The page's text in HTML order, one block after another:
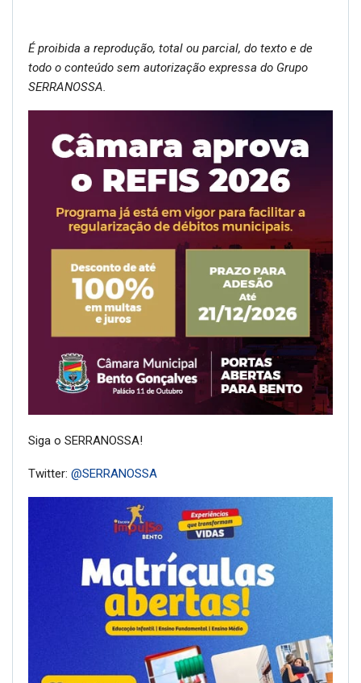
É proibida a reprodução, total ou parcial, do texto e de
todo o conteúdo sem autorização expressa do Grupo
SERRANOSSA.
Siga o SERRANOSSA!
Twitter: @SERRANOSSA